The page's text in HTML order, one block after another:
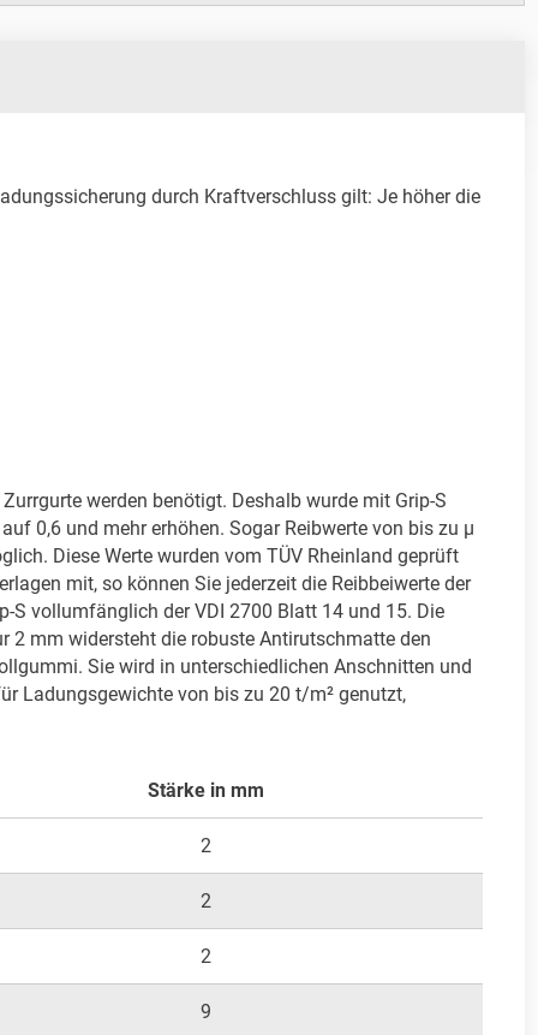
durch Kraftverschluss gilt: Je höher die
werden benötigt. Deshalb wurde mit Grip-S
0,6 und mehr erhöhen. Sogar Reibwerte von bis zu μ
Diese Werte wurden vom TÜV Rheinland geprüft
mit, so können Sie jederzeit die Reibbeiwerte der
S vollumfänglich der VDI 2700 Blatt 14 und 15. Die
2 mm widersteht die robuste Antirutschmatte den
Sie wird in unterschiedlichen Anschnitten und
Ladungsgewichte von bis zu 20 t/m² genutzt,
Stärke in mm
2
2
2
9